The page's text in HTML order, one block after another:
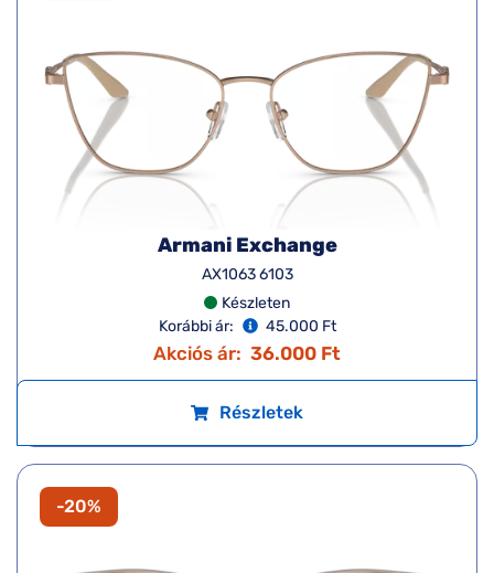
Armani Exchange
AX1063 6103
Készleten
Korábbi ár:
45.000 Ft
Akciós ár: 36.000 Ft
Részletek
-20%